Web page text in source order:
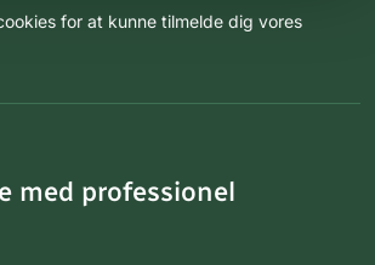
for at kunne tilmelde dig vores
med professionel